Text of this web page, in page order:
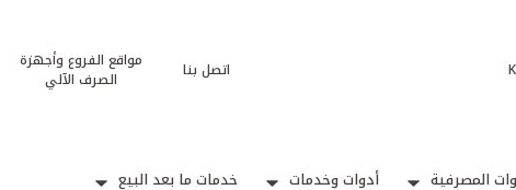
اتصل بنا
مواقع الفروع وأجهزة
الصرف الآلي
المصرفية أدوات وخدمات خدمات ما بعد البيع